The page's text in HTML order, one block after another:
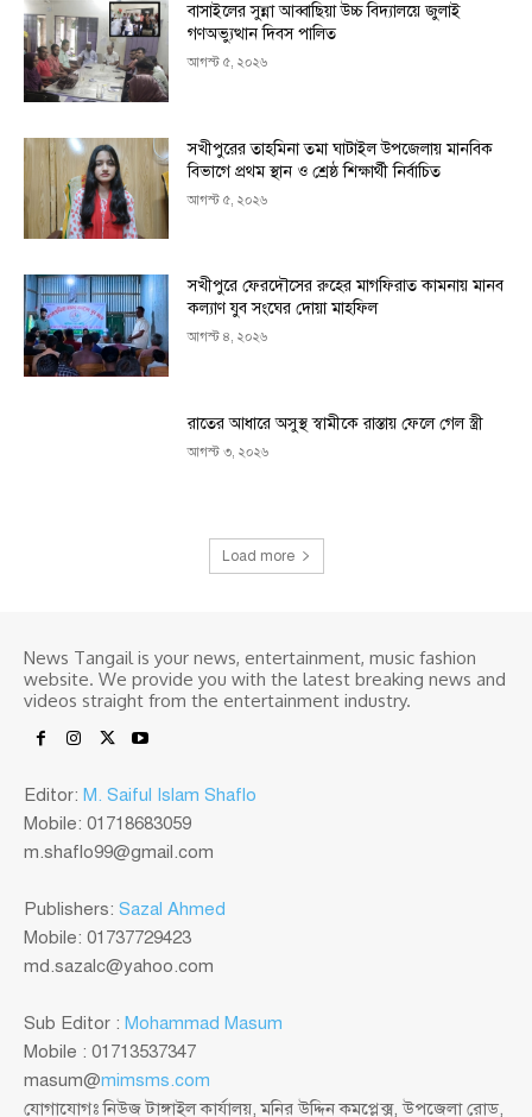
বাসাইলের সুন্না আব্বাছিয়া উচ্চ বিদ্যালয়ে জুলাই
গণঅভ্যুত্থান দিবস পালিত
আগস্ট ৫, ২০২৬
সখীপুরের তাহমিনা তমা ঘাটাইল উপজেলায় মানবিক
বিভাগে প্রথম স্থান ও শ্রেষ্ঠ শিক্ষার্থী নির্বাচিত
আগস্ট ৫, ২০২৬
সখীপুরে ফেরদৌসের রুহের মাগফিরাত কামনায় মানব
কল্যাণ যুব সংঘের দোয়া মাহফিল
আগস্ট ৪, ২০২৬
রাতের আধারে অসুস্থ স্বামীকে রাস্তায় ফেলে গেল স্ত্রী
আগস্ট ৩, ২০২৬
Load more
News Tangail is your news, entertainment, music fashion
website. We provide you with the latest breaking news and
videos straight from the entertainment industry.
Editor: M. Saiful Islam Shaflo
Mobile: 01718683059
m.shaflo99@gmail.com
Publishers: Sazal Ahmed
Mobile: 01737729423
md.sazalc@yahoo.com
Sub Editor : Mohammad Masum
Mobile : 01713537347
masum@mimsms.com
যোগাযোগঃ নিউজ টাঙ্গাইল কার্যালয়, মনির উদ্দিন কমপ্লেক্স, উপজেলা রোড,